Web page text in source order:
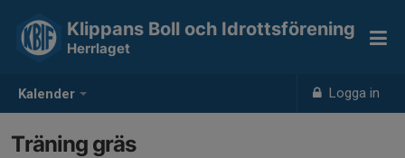
Kalender Logga in
Klippans Boll och Idrottsförening
Herrlaget
Träning gräs